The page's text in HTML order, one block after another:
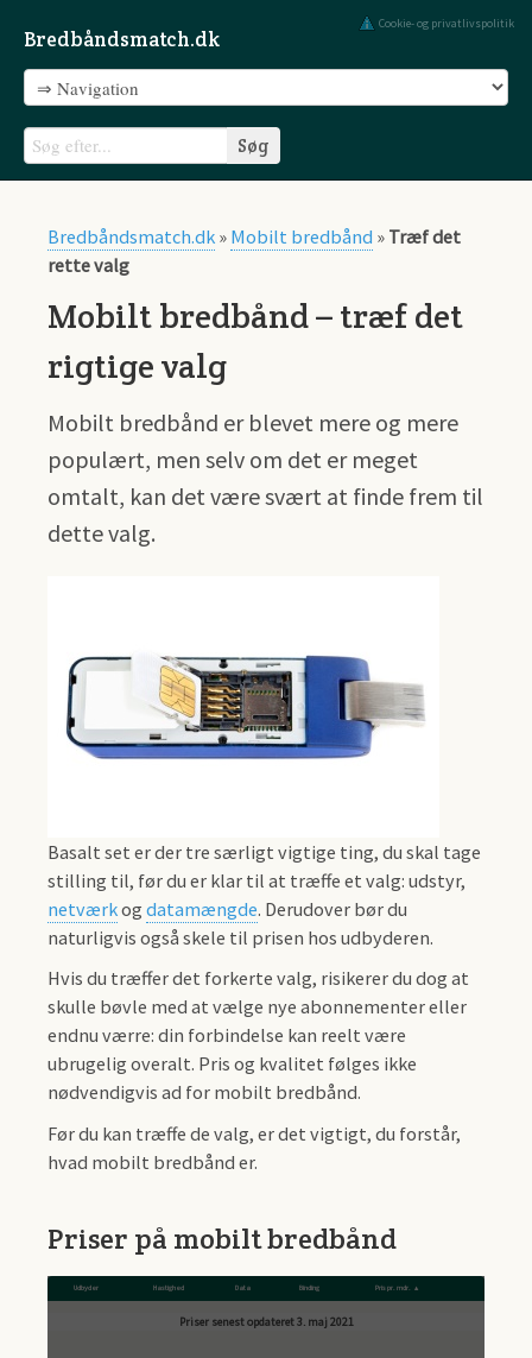
Bredbåndsmatch.dk
Cookie- og privatlivspolitik
Bredbåndsmatch.dk » Mobilt bredbånd » Træf det
rette valg
Mobilt bredbånd – træf det
rigtige valg
Mobilt bredbånd er blevet mere og mere
populært, men selv om det er meget
omtalt, kan det være svært at finde frem til
dette valg.
Basalt set er der tre særligt vigtige ting, du skal tage
stilling til, før du er klar til at træffe et valg: udstyr,
netværkog datamængde. Derudover bør du
naturligvis også skele til prisen hos udbyderen.
Hvis du træffer det forkerte valg, risikerer du dog at
skulle bøvle med at vælge nye abonnementer eller
endnu værre: din forbindelse kan reelt være
ubrugelig overalt. Pris og kvalitet følges ikke
nødvendigvis ad for mobilt bredbånd.
Før du kan træffe de valg, er det vigtigt, du forstår,
hvad mobilt bredbånd er.
Priser på mobilt bredbånd
Udbyder Hastighed Data Binding Pris pr. mdr.